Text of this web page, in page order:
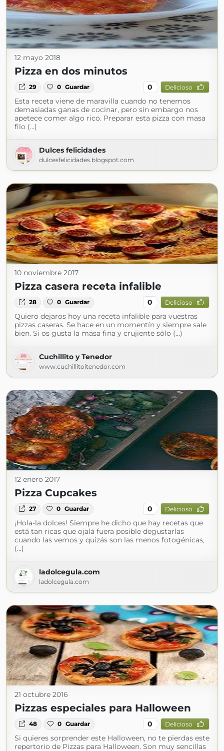
12 mayo 2018
Pizza en dos minutos
29 0 Guardar 0 Delicioso
Esta receta viene de maravilla cuando no tenemos
demasiadas ganas de cocinar, pero sin embargo nos
apetece comer algo rico. Preparar esta pizza con masa
filo (...)
Dulces felicidades
dulcesfelicidades.blogspot.com
10 noviembre 2017
Pizza casera receta infalible
28 0 Guardar 0 Delicioso
Quiero dejaros hoy una receta infalible para vuestras
pizzas caseras. Se hace en un momentín y siempre sale
bien. Si os gusta la masa fina y crujiente sólo (...)
Cuchillito y Tenedor
www.cuchillitoitenedor.com
12 enero 2017
Pizza Cupcakes
27 0 Guardar 0 Delicioso
¡Hola-la dolces! Siempre he dicho que hay recetas que
está tan ricas que ojalá fuera posible degustarlas
cuando las vemos y quizás son las menos fotogénicas,
(...)
ladolcegula.com
ladolcegula.com
21 octubre 2016
Pizzas especiales para Halloween
48 0 Guardar 0 Delicioso
Si quieres sorprender este Halloween, no te pierdas este
repertorio de Pizzas para Halloween. Son muy sencillas